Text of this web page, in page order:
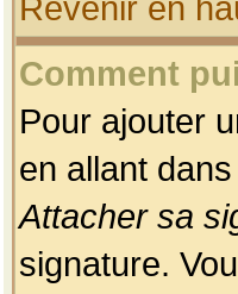
Comment
Pour ajouter
en allant
Attacher sa
signature.